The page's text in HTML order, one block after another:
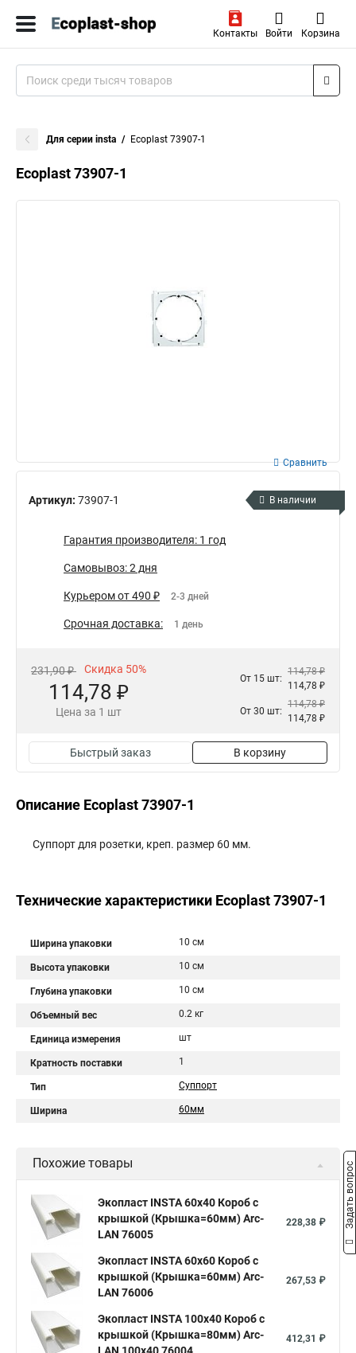
Контакты Войти Корзина
Для серии insta Ecoplast 73907-1
Ecoplast 73907-1
Артикул: 73907-1
Сравнить
В наличии
Гарантия производителя: 1 год
Самовывоз: 2 дня
Курьером от 490 ₽ 2-3 дней
Срочная доставка: 1 день
231,90 ₽ Скидка 50%
114,78 ₽
Цена за 1 шт
От 15 шт:
114,78 ₽
114,78 ₽
От 30 шт:
114,78 ₽
114,78 ₽
Быстрый заказ В корзину
Описание Ecoplast 73907-1
Суппорт для розетки, креп. размер 60 мм.
Технические характеристики Ecoplast 73907-1
Ширина упаковки 10 см
Высота упаковки 10 см
Глубина упаковки 10 см
Объемный вес 0.2 кг
Единица измерения шт
Кратность поставки 1
Тип Суппорт
Ширина 60мм
Похожие товары
Экопласт INSTA 60х40 Короб с
крышкой (Крышка=60мм) Arc-
LAN 76005
228,38 ₽
Экопласт INSTA 60х60 Короб с
крышкой (Крышка=60мм) Arc-
LAN 76006
267,53 ₽
Экопласт INSTA 100x40 Короб с
крышкой (Крышка=80мм) Arc-
412,31 ₽
Задать вопрос